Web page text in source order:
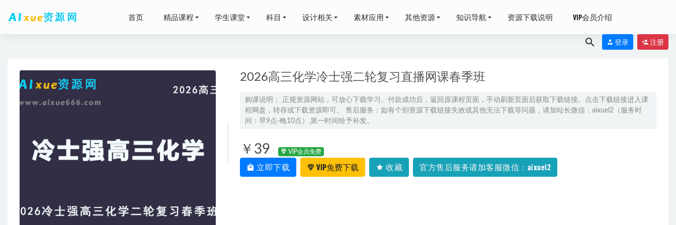
首页 精品课程 学生课堂 科目 设计相关 素材应用 其他资源 知识导航 资源下载说明 VIP会员介绍
登录 注册
2026高三化学冷士强二轮复习直播网课春季班
购课说明： 正规资源网站，可放心下载学习。付款成功后，返回原课程页面，手动刷新页面后获取下载链接。点击下载链接进入课
程网盘，转存或下载资源即可。 售后服务：如有个别资源下载链接失效或其他无法下载等问题，请加站长微信：aixuel2（服务时
间：早9点-晚10点）,第一时间给予补发。
￥39 VIP会员免费
立即下载 VIP免费下载 收藏 官方售后服务请加客服微信：aixuel2
猿辅导2023孙明杰高三语文寒春班23年高考语文二三轮复习教程（寒假班+春季班）
22年高考化学网课教程2022冯琳琳高三化学视频教程+讲义尖端班（寒假班+春季班）
2023-02-17
网课高中数学教程推荐-学魁榜邱崇数学秒杀课学习资料百度云资源下载 2022-09-17
车载音乐歌曲经典浪漫英文歌 760首 合集百度网盘资源打包下载